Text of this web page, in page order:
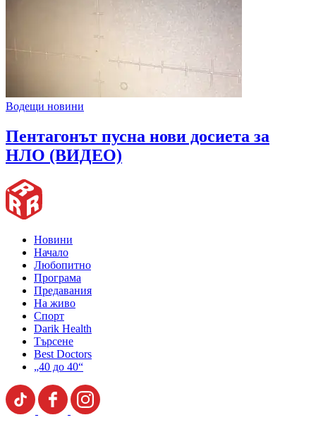
Водещи новини
Пентагонът пусна нови досиета за
НЛО (ВИДЕО)
Новини
Начало
Любопитно
Програма
Предавания
На живо
Спорт
Darik Health
Търсене
Best Doctors
„40 до 40“